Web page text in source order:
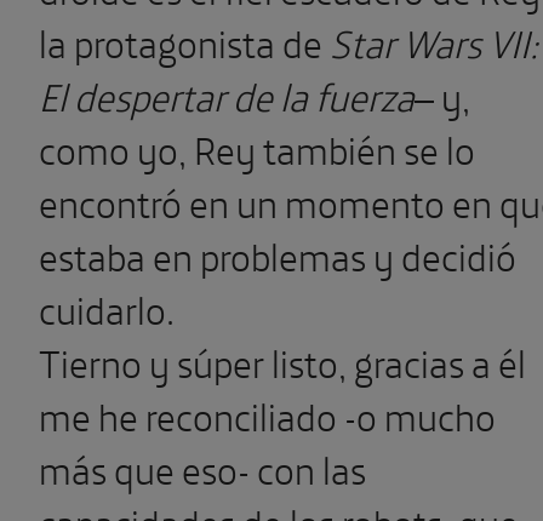
la protagonista de Star Wars VII:
El despertar de la fuerza– y,
como yo, Rey también se lo
encontró en un momento en
estaba en problemas y decidió
cuidarlo.
Tierno y súper listo, gracias a él
me he reconciliado -o mucho
más que eso- con las